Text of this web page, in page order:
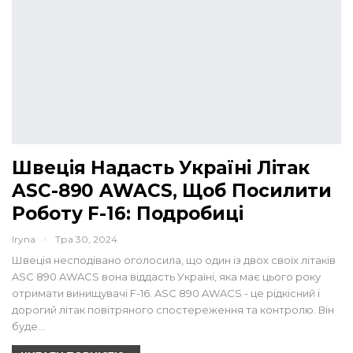
Швеція Надасть Україні Літак
ASC-890 AWACS, Щоб Посилити
Роботу F-16: Подробиці
Iryna Тра 30, 2024
Швеція несподівано оголосила, що один із двох своїх літаків
ASC 890 AWACS вона віддасть Україні, яка має цього року
отримати винищувачі F-16. ASC 890 AWACS - це рідкісний і
дорогий літак повітряного спостереження та контролю. Він
буде…